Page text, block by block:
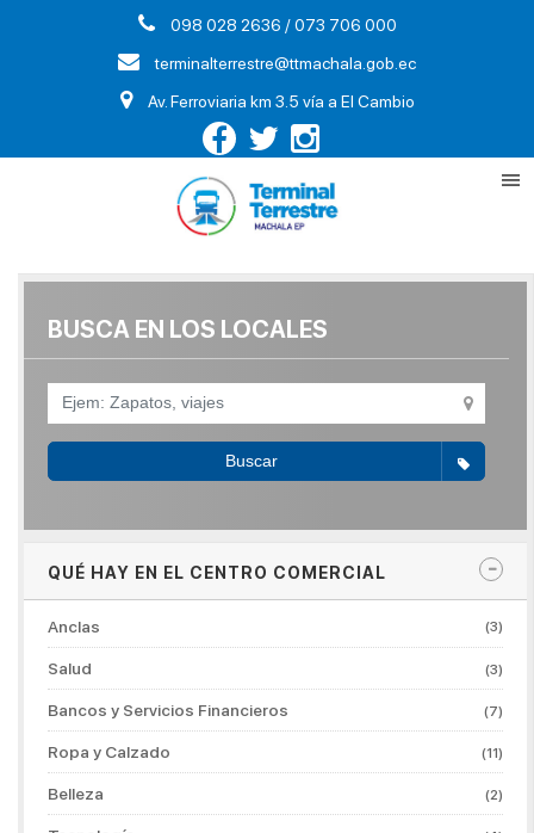
098 028 2636 / 073 706 000
terminalterrestre@ttmachala.gob.ec
Av. Ferroviaria km 3.5 vía a El Cambio
BUSCA EN LOS LOCALES
Buscar
QUÉ HAY EN EL CENTRO COMERCIAL
Anclas (3)
Salud (3)
Bancos y Servicios Financieros (7)
Ropa y Calzado (11)
Belleza (2)